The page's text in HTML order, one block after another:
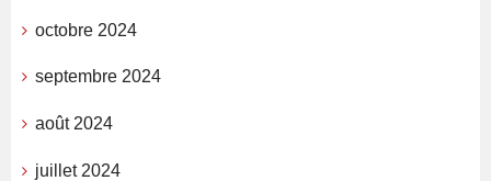
octobre 2024
septembre 2024
août 2024
juillet 2024